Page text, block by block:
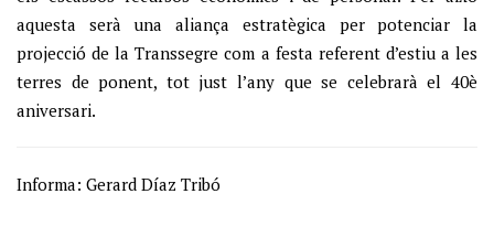
aquesta serà una aliança estratègica per potenciar la
projecció de la Transsegre com a festa referent d’estiu a les
terres de ponent, tot just l’any que se celebrarà el 40è
aniversari.
Informa: Gerard Díaz Tribó